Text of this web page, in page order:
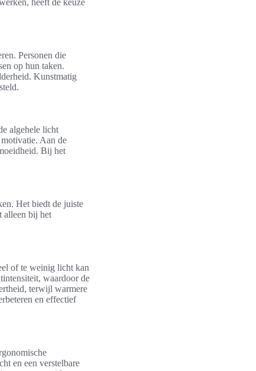
heeft de keuze
Personen die
op hun taken.
Kunstmatig
algehele licht
Aan de
Bij het
Het biedt de juiste
alleen bij het
of te weinig licht kan
waardoor de
terwijl warmere
en effectief
en een verstelbare